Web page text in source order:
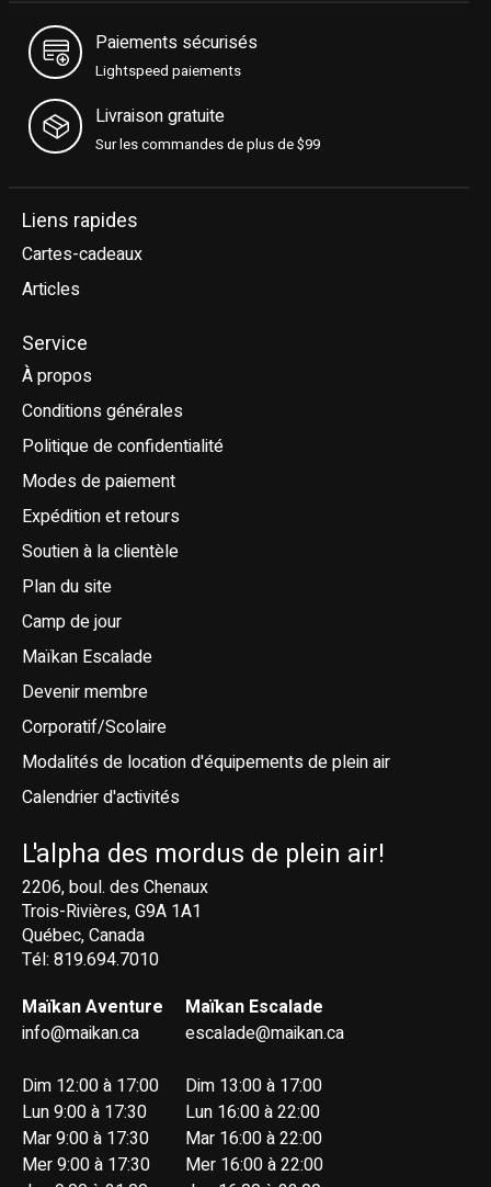
Paiements sécurisés
Lightspeed paiements
Livraison gratuite
Sur les commandes de plus de $99
Liens rapides
Cartes-cadeaux
Articles
Service
À propos
Conditions générales
Politique de confidentialité
Modes de paiement
Expédition et retours
Soutien à la clientèle
Plan du site
Camp de jour
Maïkan Escalade
Devenir membre
Corporatif/Scolaire
Modalités de location d'équipements de plein air
Calendrier d'activités
L'alpha des mordus de plein air!
2206, boul. des Chenaux
Trois-Rivières, G9A 1A1
Québec, Canada
Tél: 819.694.7010
Maïkan Aventure
info@maikan.ca
Dim 12:00 à 17:00
Lun 9:00 à 17:30
Mar 9:00 à 17:30
Mer 9:00 à 17:30
Maïkan Escalade
escalade@maikan.ca
Dim 13:00 à 17:00
Lun 16:00 à 22:00
Mar 16:00 à 22:00
Mer 16:00 à 22:00